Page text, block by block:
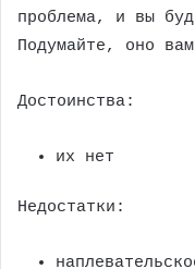
проблема, и вы
Подумайте, оно
Достоинства:
их нет
Недостатки: